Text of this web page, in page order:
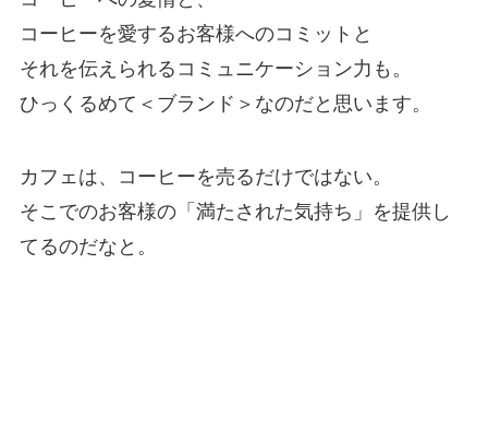
コーヒーを愛するお客様へのコミットと
それを伝えられるコミュニケーション力も。
ひっくるめて＜ブランド＞なのだと思います。
カフェは、コーヒーを売るだけではない。
そこでのお客様の「満たされた気持ち」を提供し
てるのだなと。